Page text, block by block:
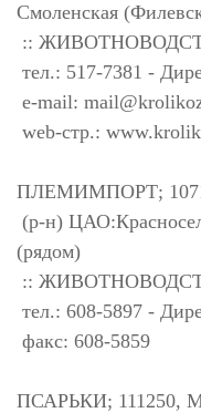
Смоленская
::
тел.: 517-7381 -
e-mail:
web-стр.:
ПЛЕМИМПОРТ;
(р-н)
(рядом)
::
тел.: 608-5897 -
факс: 608-5859
ПСАРЬКИ; 111250,